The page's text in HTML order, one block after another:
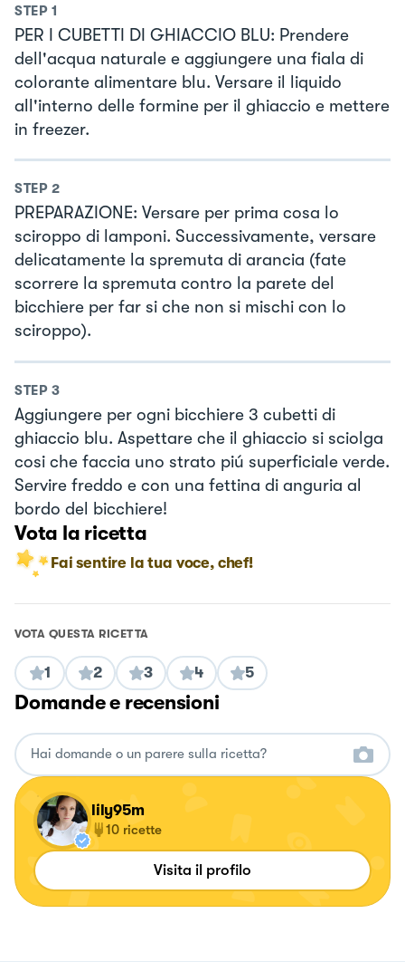
STEP 1
PER I CUBETTI DI GHIACCIO BLU: Prendere
dell'acqua naturale e aggiungere una fiala di
colorante alimentare blu. Versare il liquido
all'interno delle formine per il ghiaccio e mettere
in freezer.
STEP 2
PREPARAZIONE: Versare per prima cosa lo
sciroppo di lamponi. Successivamente, versare
delicatamente la spremuta di arancia (fate
scorrere la spremuta contro la parete del
bicchiere per far si che non si mischi con lo
sciroppo).
STEP 3
Aggiungere per ogni bicchiere 3 cubetti di
ghiaccio blu. Aspettare che il ghiaccio si sciolga
cosi che faccia uno strato piú superficiale verde.
Servire freddo e con una fettina di anguria al
bordo del bicchiere!
Vota la ricetta
Fai sentire la tua voce, chef!
VOTA QUESTA RICETTA
1 2 3 4 5
Domande e recensioni
lily95m
10 ricette
Visita il profilo